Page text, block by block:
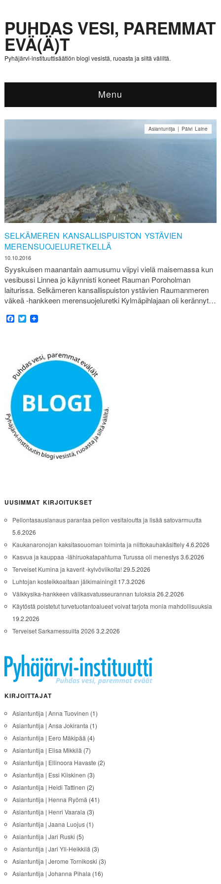
PUHDAS VESI, PAREMMAT
EVÄ(Ä)T
Pyhäjärvi-instituuttisäätiön blogi vesistä, ruoasta ja siltä väliltä.
Menu
SELKÄMEREN KANSALLISPUISTON YSTÄVIEN
MERENSUOJELURETKELLÄ
10.10.2016
Asiantuntija | Päivi Laine
Syyskuisen maanantain aamusumu viipyi vielä maisemassa kun
vesibussi Linnea jo käynnisti koneet Rauman Poroholman
laiturissa. Selkämeren kansallispuiston ystävien Raumanmeren
väkeä -hankkeen merensuojeluretki Kylmäpihlajaan oli kerännyt…
Facebook
Twitter
UUSIMMAT KIRJOITUKSET
Pellontasauslanaus parantaa pellon vesitaloutta ja lisää satovarmuutta
5.6.2026
Kaukanaronojan kaksitasouoman toiminta ja niittokauhakäsittely4.6.2026
Kasvua ja kauppaa -lähiruokatapahtuma Turussa oli menestys3.6.2026
Terveiset Kumina ja kaverit -kylvöviikolta!29.5.2026
Luhtojan kosteikkoaltaan jälkimainingit 17.3.2026
Välkkysika-hankkeen välikasvatusseurannan tuloksia 26.2.2026
Käytöstä poistetut turvetuotantoalueet voivat tarjota monia mahdollisuuksia
19.2.2026
Terveiset Sarkamessuilta 2026 3.2.2026
KIRJOITTAJAT
Asiantuntija | Anna Tuovinen (1)
Asiantuntija | Ansa Jokiranta (1)
Asiantuntija | Eero Mäkipää (4)
Asiantuntija | Elisa Mikkilä (7)
Asiantuntija | Ellinoora Havaste (2)
Asiantuntija | Essi Kiiskinen (3)
Asiantuntija | Heidi Tattinen (2)
Asiantuntija | Henna Ryömä (41)
Asiantuntija | Henri Vaarala (3)
Asiantuntija | Jaana Luojus(1)
Asiantuntija | Jari Ruski (5)
Asiantuntija | Jari Yli-Heikkilä (3)
Asiantuntija | Jerome Tornikoski (3)
Asiantuntija | Johanna Pihala (16)